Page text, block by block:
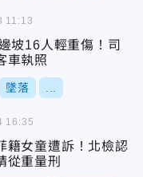
坡16人輕重傷！司
車執照
墜落
11:13
籍女童遭訴！北檢認
重量刑
16:35